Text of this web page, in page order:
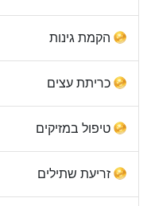
הקמת גינות
כריתת עצים
טיפול במזיקים
זריעת שתילים